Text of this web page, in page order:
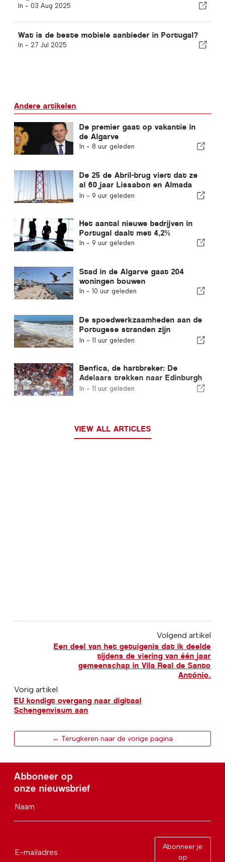
In - 03 Aug 2025
Wat is de beste mobiele aanbieder in Portugal?
In - 27 Jul 2025
Andere artikelen
De premier gaat op vakantie in
de Algarve
In - 8 uur geleden
De 25 de Abril-brug viert dat ze
al 60 jaar Lissabon en Almada
met elkaar verbindt
In - 9 uur geleden
Het aantal nieuwe bedrijven in
Portugal daalt met 4,2%
In - 9 uur geleden
Stad in de Algarve gaat 204
woningen bouwen
In - 10 uur geleden
De spoedwerkzaamheden aan de
Portugese stranden zijn
afgerond
In - 11 uur geleden
Benfica, de hartbreker: De
Adelaars trekken naar Edinburgh
met één voet al in de volgende
In - 11 uur geleden
VIEW ALL ARTICLES
Volgend artikel
Een deel van het getuigenis dat ik deelde
tijdens de viering van één jaar
gemeenschap in Vila Real de Santo
António.
Vorig artikel
EU kondigt overgang naar digitaal
Schengenvisum aan
← Terugkeren naar de vorige pagina
Abboneer op
onze nieuwsbrief
Naam
E-mailadres
Abonneer je
op